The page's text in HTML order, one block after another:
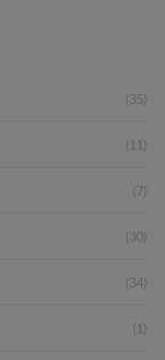
(35)
(11)
(7)
(30)
(34)
(1)